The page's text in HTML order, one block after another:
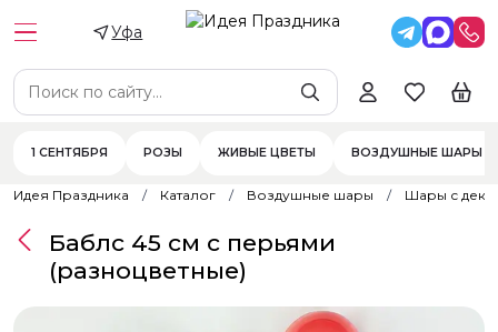
Уфа
1 СЕНТЯБРЯ РОЗЫ ЖИВЫЕ ЦВЕТЫ ВОЗДУШНЫЕ ШАРЫ
Идея Праздника Каталог Воздушные шары Шары с
Баблс 45 см с перьями
(разноцветные)